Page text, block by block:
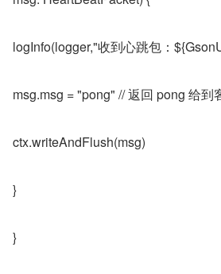
logInfo(logger,"收到心跳包：
msg.msg = "pong" // 返回 pong 给到
ctx.writeAndFlush(msg)
}
}